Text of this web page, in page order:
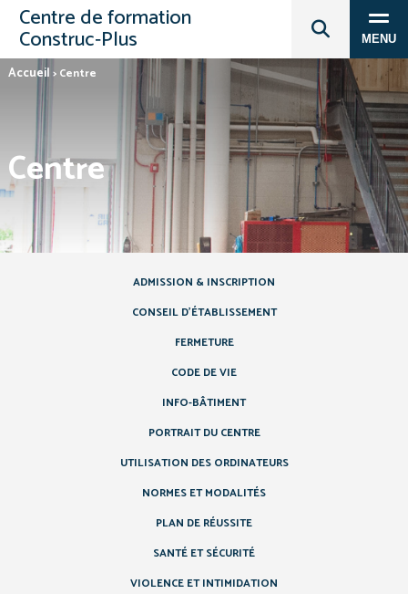
Centre de formation
Construc‑Plus MENU
Accueil > Centre
Centre
ADMISSION & INSCRIPTION
CONSEIL D’ÉTABLISSEMENT
FERMETURE
CODE DE VIE
INFO-BÂTIMENT
PORTRAIT DU CENTRE
UTILISATION DES ORDINATEURS
NORMES ET MODALITÉS
PLAN DE RÉUSSITE
SANTÉ ET SÉCURITÉ
VIOLENCE ET INTIMIDATION